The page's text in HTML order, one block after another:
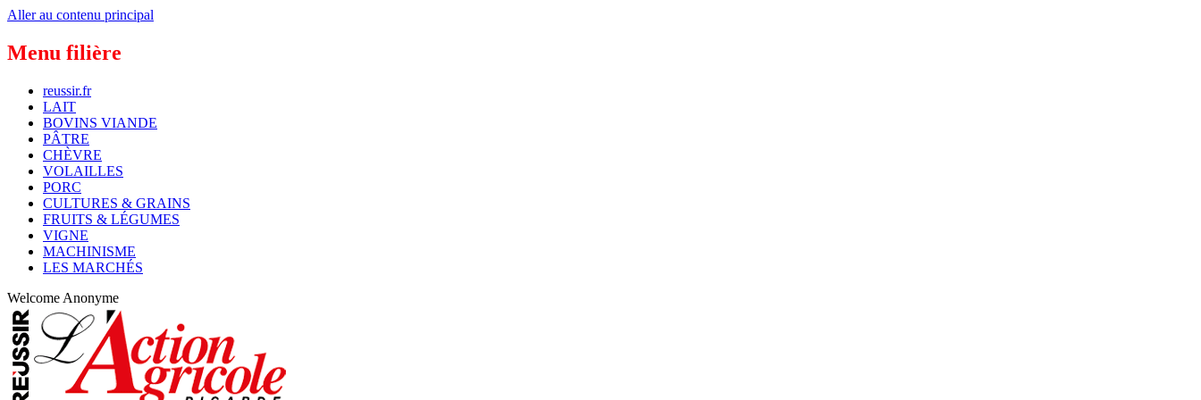
Aller au contenu principal
Menu filière
reussir.fr
LAIT
BOVINS VIANDE
PÂTRE
CHÈVRE
VOLAILLES
PORC
CULTURES & GRAINS
FRUITS & LÉGUMES
VIGNE
MACHINISME
LES MARCHÉS
Welcome Anonyme